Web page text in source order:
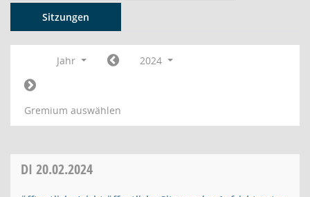
Sitzungen
Jahr 2024
Gremium auswählen
DI 20.02.2024